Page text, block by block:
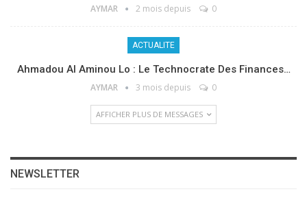
AYMAR 2 mois depuis 0
ACTUALITE
Ahmadou Al Aminou Lo : Le Technocrate Des Finances…
AYMAR 3 mois depuis 0
AFFICHER PLUS DE MESSAGES
NEWSLETTER